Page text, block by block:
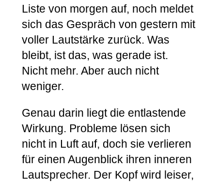
Liste von morgen auf, noch meldet
sich das Gespräch von gestern mit
voller Lautstärke zurück. Was
bleibt, ist das, was gerade ist.
Nicht mehr. Aber auch nicht
weniger.
Genau darin liegt die entlastende
Wirkung. Probleme lösen sich
nicht in Luft auf, doch sie verlieren
für einen Augenblick ihren inneren
Lautsprecher. Der Kopf wird leiser,